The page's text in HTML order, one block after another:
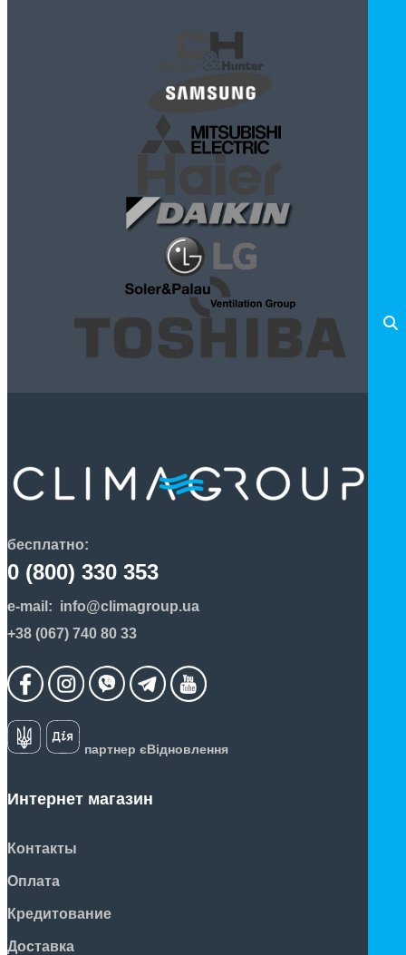
технологиями, начиная от оребренных труб
теплообменников, супер современных компрессоров
всевозможными датчиками, сенсорами и уставками.
Если для Вас важен комфорт, важно качество, стиль,
имидж и статус – кондиционеры Мицубиси Электрик -
Модельный ряд систем кондиционирования
представлен в очень широком диапазоне: бытовые
настенные кондиционеры, мульти-сплит системы с
различными внутренними блоками,
полупромышленные кондиционеры кассетного,
канального, напольно-потолочного типа, тепловые
Электрик, выполнить установку кондиционера ME,
проводить регулярное обслуживание в нашей
просто – Вы можете заказать кондиционер онлайн
или позвонив нам по телефону. Мы обеспечим
кондиционеров по всей Украине, самые низки цены
на кондиционеры Mitsubishi Electric
бесплатно:
0 (800) 330 353
e-mail: info@climagroup.ua
+38 (067) 740 80 33
партнер єВідновлення
Интернет магазин
Контакты
Оплата
Кредитование
Доставка